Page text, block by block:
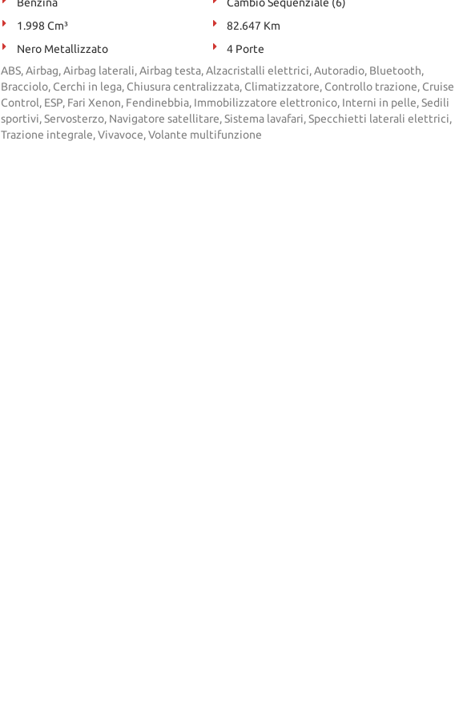
1.998 Cm³
82.647 Km
Nero Metallizzato
4 Porte
ABS, Airbag, Airbag laterali, Airbag testa, Alzacristalli elettrici, Autoradio, Bluetooth,
Bracciolo, Cerchi in lega, Chiusura centralizzata, Climatizzatore, Controllo trazione, Cruise
Control, ESP, Fari Xenon, Fendinebbia, Immobilizzatore elettronico, Interni in pelle, Sedili
sportivi, Servosterzo, Navigatore satellitare, Sistema lavafari, Specchietti laterali elettrici,
Trazione integrale, Vivavoce, Volante multifunzione